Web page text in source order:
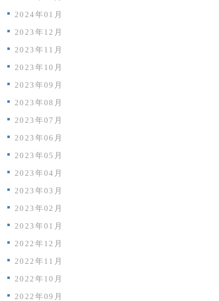
2024年01月
2023年12月
2023年11月
2023年10月
2023年09月
2023年08月
2023年07月
2023年06月
2023年05月
2023年04月
2023年03月
2023年02月
2023年01月
2022年12月
2022年11月
2022年10月
2022年09月